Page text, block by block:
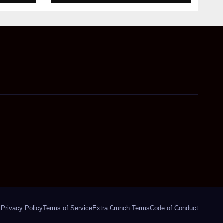
अहम निर्देश
Privacy PolicyTerms of ServiceExtra Crunch TermsCode of Conduct